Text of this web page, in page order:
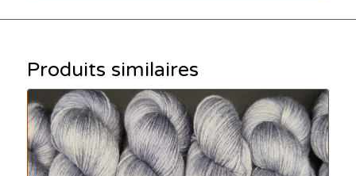
Produits similaires